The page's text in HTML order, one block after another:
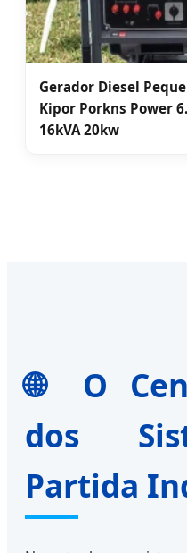
Gerador Diesel
Kipor Porkns Power
16kVA 20kw
🌐 O
dos
Partida